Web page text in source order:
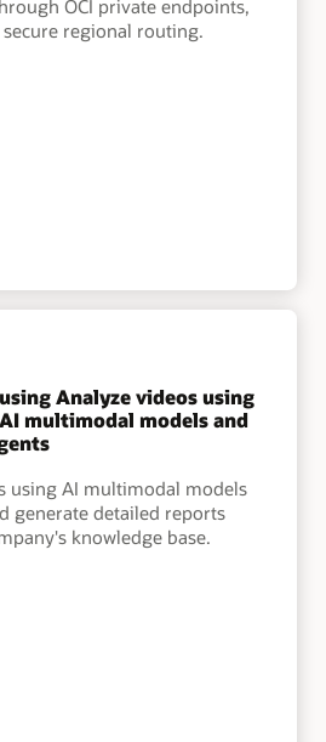
OCI private endpoints,
regional routing.
Analyze videos using
multimodal models and
using AI multimodal models
generate detailed reports
knowledge base.